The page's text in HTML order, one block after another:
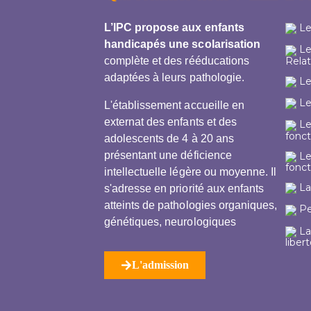
L’IPC propose aux enfants
handicapés une scolarisation
complète et des rééducations
adaptées à leurs pathologie.
L'établissement accueille en
externat des enfants et des
adolescents de 4 à 20 ans
présentant une déficience
intellectuelle légère ou moyenne. Il
s'adresse en priorité aux enfants
atteints de pathologies organiques,
génétiques, neurologiques
L'admission